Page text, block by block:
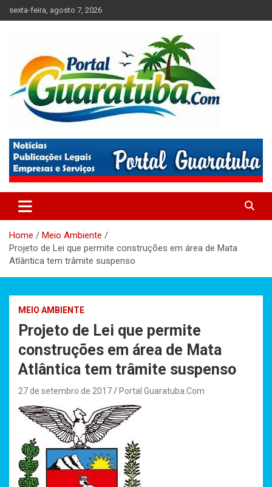
to
sexta-feira, agosto 7, 2026
Portal Guaratuba
Home
Meio Ambiente
Projeto de Lei que permite construções em área de Mata
Atlântica tem trâmite suspenso
MEIO AMBIENTE
Projeto de Lei que permite
construções em área de Mata
Atlântica tem trâmite suspenso
27 de setembro de 2017 Portal Guaratuba.Com